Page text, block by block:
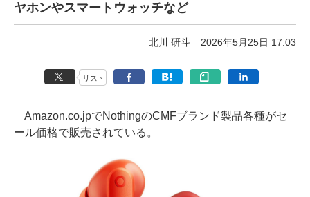
ヤホンやスマートウォッチなど
北川 研斗 2026年5月25日 17:03
リスト
Amazon.co.jpでNothingのCMFブランド製品各種がセ
ール価格で販売されている。